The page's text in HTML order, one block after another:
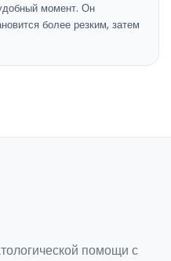
момент. Он
более резким, затем
помощи с